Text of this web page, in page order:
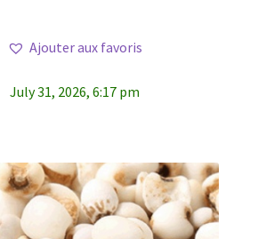
Ajouter aux favoris
July 31, 2026, 6:17 pm